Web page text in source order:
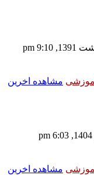
مشاهده اخرین
مشاهده اخرین